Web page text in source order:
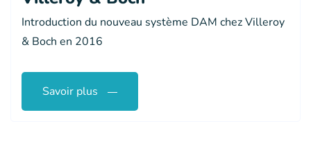
Introduction du nouveau système DAM chez Villeroy
& Boch en 2016
Savoir plus